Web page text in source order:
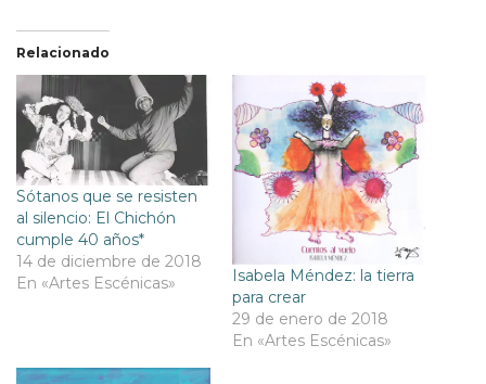
Relacionado
Sótanos que se resisten
al silencio: El Chichón
cumple 40 años*
14 de diciembre de 2018
En «Artes Escénicas»
Isabela Méndez: la tierra
para crear
29 de enero de 2018
En «Artes Escénicas»